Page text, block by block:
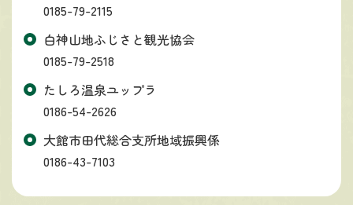
0185-79-2115
白神山地ふじさと観光協会
0185-79-2518
たしろ温泉ユップラ
0186-54-2626
大館市田代総合支所地域振興係
0186-43-7103